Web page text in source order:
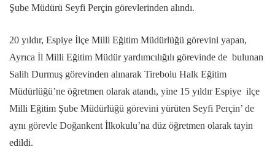
Şube Müdürü Seyfi Perçin görevlerinden alındı.
20 yıldır, Espiye İlçe Milli Eğitim Müdürlüğü görevini yapan,
Ayrıca İl Milli Eğitim Müdür yardımcılığılı görevinde de bulunan
Salih Durmuş görevinden alınarak Tirebolu Halk Eğitim
Müdürlüğü’ne öğretmen olarak atandı, yine 15 yıldır Espiye ilçe
Milli Eğitim Şube Müdürlüğü görevini yürüten Seyfi Perçin’ de
aynı görevle Doğankent İlkokulu’na düz öğretmen olarak tayin
edildi.